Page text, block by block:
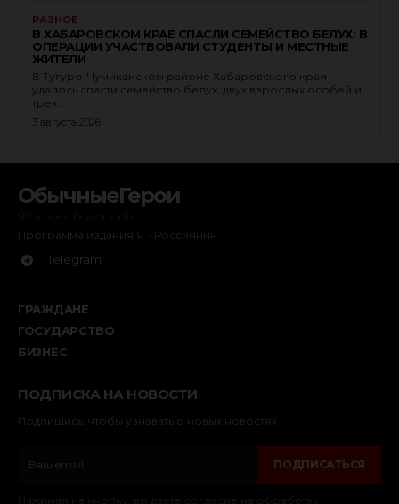
РАЗНОЕ
В ХАБАРОВСКОМ КРАЕ СПАСЛИ СЕМЕЙСТВО БЕЛУХ: В
ОПЕРАЦИИ УЧАСТВОВАЛИ СТУДЕНТЫ И МЕСТНЫЕ
ЖИТЕЛИ
В Тугуро-Чумиканском районе Хабаровского края
удалось спасти семейство белух, двух взрослых особей и
трёх...
3 августа 2026
ОбычныеГерои
Программа издания Я - Россиянин
Telegram
ГРАЖДАНЕ
ГОСУДАРСТВО
БИЗНЕС
ПОДПИСКА НА НОВОСТИ
Подпишись, чтобы узнавать о новых новостях
ПОДПИСАТЬСЯ